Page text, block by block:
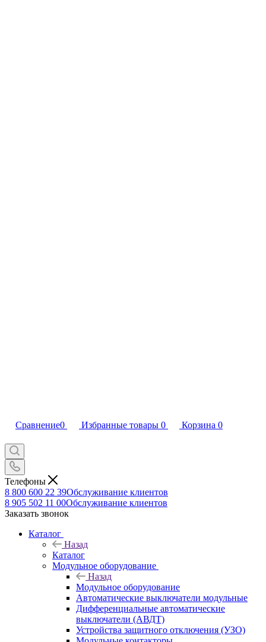
Сравнение0 Избранные товары 0 Корзина 0
Телефоны
8 800 600 22 39Обслуживание клиентов
8 905 502 11 00Обслуживание клиентов
Заказать звонок
Каталог
Назад
Каталог
Модульное оборудование
Назад
Модульное оборудование
Автоматические выключатели модульные
Дифференциальные автоматические
выключатели (АВДТ)
Устройства защитного отключения (УЗО)